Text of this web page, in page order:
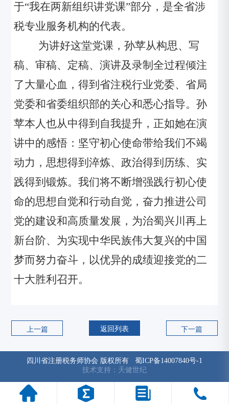
于“我在两新组织讲党课”部分，是全省涉
税专业服务机构的代表。
为讲好这堂党课，孙苹从构思、写
稿、审稿、定稿、演讲及录制全过程倾注
了大量心血，得到省注税行业党委、省局
党委和省委组织部的关心和悉心指导。孙
苹本人也从中得到自我提升，正如她在演
讲中的感悟：坚守初心使命带给我们不竭
动力，思想得到淬炼、政治得到历练、实
践得到锻炼。我们将不断增强践行初心使
命的思想自觉和行动自觉，奋力推进公司
党的建设和高质量发展，为治蜀兴川再上
新台阶、为实现中华民族伟大复兴的中国
梦而努力奋斗，以优异的成绩迎接党的二
十大胜利召开。
上一篇 返回列表 下一篇
四川省注册税务师协会 版权所有
蜀ICP备14007840号-1
技术支持：天健世纪